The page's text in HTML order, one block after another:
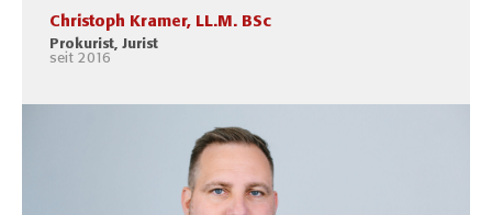
Christoph Kramer, LL.M. BSc
Prokurist, Jurist
seit 2016